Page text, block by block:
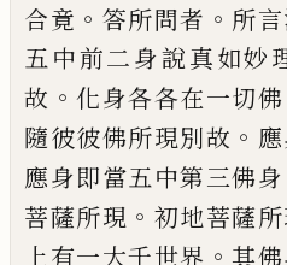
合竟 。 答所問者 。 所
五中前二身說真如妙
故 。化身各各在一切佛
隨彼彼佛所現別故 。
應身即當五中第三佛身
菩薩所現 。 初地菩薩
上有一大千世界 。其